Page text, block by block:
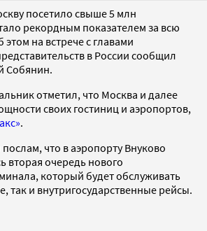
посетило свыше 5 млн
рекордным показателем за всю
на встрече с главами
в России сообщил
Собянин.
отметил, что Москва и далее
своих гостиниц и аэропортов,
.
что в аэропорту Внуково
вторая очередь нового
который будет обслуживать
так и внутригосударственные рейсы.